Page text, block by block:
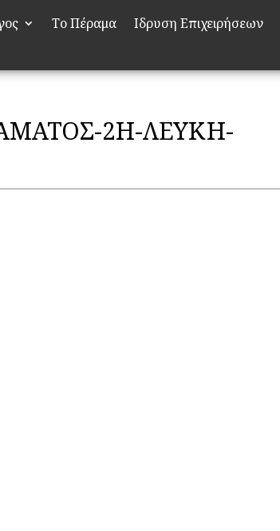
Το Πέραμα Ιδρυση Επιχειρήσεων
2Η-ΛΕΥΚΗ-